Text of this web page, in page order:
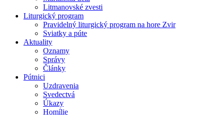
Litmanovské zvesti
Liturgický program
Pravidelný liturgický program na hore Zvir
Sviatky a púte
Aktuality
Oznamy
Správy
Články
Pútnici
Uzdravenia
Svedectvá
Úkazy
Homílie